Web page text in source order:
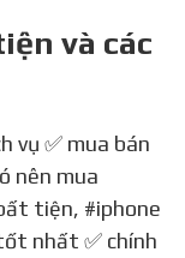
và các
nên mua
tiện, #iphone
nhất ✅ chính